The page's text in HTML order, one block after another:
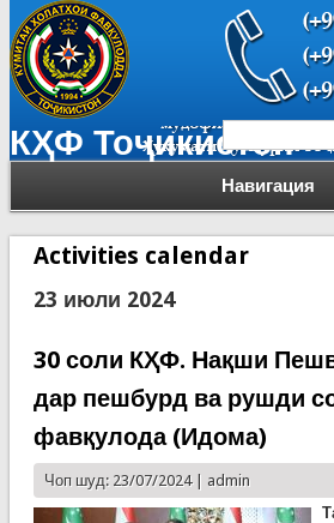
КҲФ Тоҷикистон
Навигация
Форма
Activities calendar
23 июли 2024
30 соли КҲФ. Нақши
дар пешбурд ва рушди
фавқулода (Идома)
Чоп шуд: 23/07/2024 | admin